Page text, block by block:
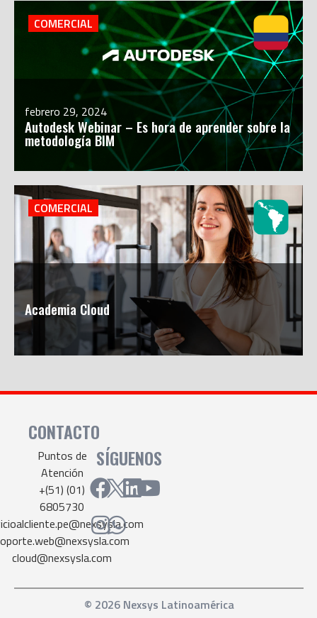
COMERCIAL
febrero 29, 2024
Autodesk Webinar – Es hora de aprender sobre la
metodología BIM
COMERCIAL
Academia Cloud
CONTACTO
Puntos de
Atención
+(51) (01)
6805730
cloud@nexsysla.com
SÍGUENOS
© 2026 Nexsys Latinoamérica